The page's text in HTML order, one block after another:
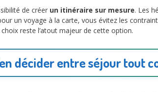
de créer un itinéraire sur mesure. Les
un voyage à la carte, vous évitez les
reste l’atout majeur de cette option.
décider entre séjour tout